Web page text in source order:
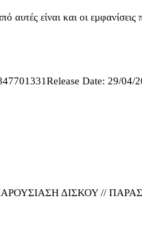
αυτές είναι και οι
Date: 29/04/
ΠΑΡΟΥΣΙΑΣΗ ΔΙΣΚΟΥ //